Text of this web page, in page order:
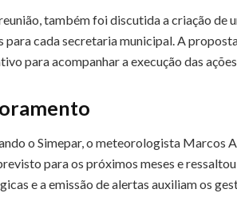
também foi discutida a criação
para cada secretaria municipal. A
para acompanhar a execução das
o Simepar, o meteorologista Marcos
para os próximos meses e
e a emissão de alertas auxiliam os